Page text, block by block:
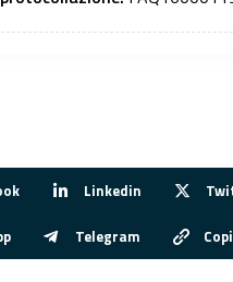
Linkedin
Telegram